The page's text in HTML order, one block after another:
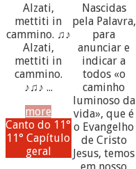
Alzati,
mettiti in
cammino. ♫♪
Alzati,
mettiti in
cammino.
♪♫♪ ...
more
Canto do 11°
11° Capítulo
geral
Nascidas
pela Palavra,
para
anunciar e
indicar a
todos «o
caminho
luminoso da
vida», que é
o Evangelho
de Cristo
Jesus, temos